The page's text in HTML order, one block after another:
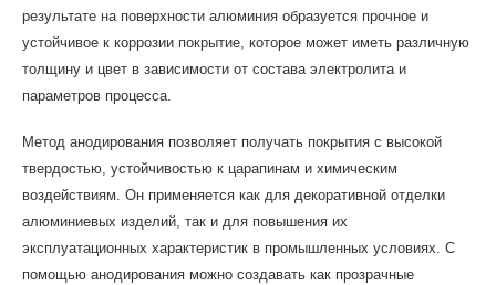
результате на поверхности алюминия образуется прочное и
устойчивое к коррозии покрытие, которое может иметь различную
толщину и цвет в зависимости от состава электролита и
параметров процесса.
Метод анодирования позволяет получать покрытия с высокой
твердостью, устойчивостью к царапинам и химическим
воздействиям. Он применяется как для декоративной отделки
алюминиевых изделий, так и для повышения их
эксплуатационных характеристик в промышленных условиях. С
помощью анодирования можно создавать как прозрачные